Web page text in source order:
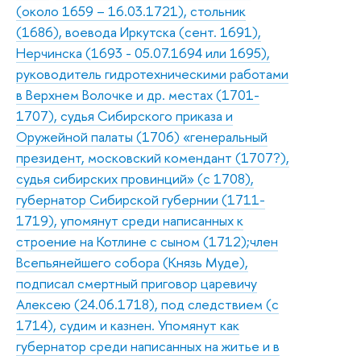
(около 1659 – 16.03.1721), стольник
(1686), воевода Иркутска (сент. 1691),
Нерчинска (1693 - 05.07.1694 или 1695),
руководитель гидротехническими работами
в Верхнем Волочке и др. местах (1701-
1707), судья Сибирского приказа и
Оружейной палаты (1706) «генеральный
президент, московский комендант (1707?),
судья сибирских провинций» (с 1708),
губернатор Сибирской губернии (1711-
1719), упомянут среди написанных к
строение на Котлине с сыном (1712);член
Всепьянейшего собора (Князь Муде),
подписал смертный приговор царевичу
Алексею (24.06.1718), под следствием (с
1714), судим и казнен. Упомянут как
губернатор среди написанных на житье и в